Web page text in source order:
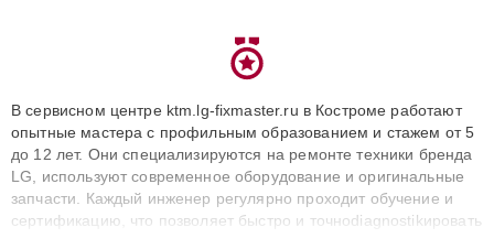
В сервисном центре ktm.lg-fixmaster.ru в Костроме работают
опытные мастера с профильным образованием и стажем от 5
до 12 лет. Они специализируются на ремонте техники бренда
LG, используют современное оборудование и оригинальные
запчасти. Каждый инженер регулярно проходит обучение и
сертификацию, что позволяет быстро и точноdiagnostikировать